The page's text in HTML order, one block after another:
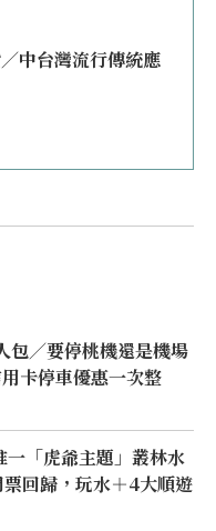
中台灣流行傳統應
包／要停桃機還是機場
卡停車優惠一次整
一「虎爺主題」叢林水
回歸，玩水＋4大順遊